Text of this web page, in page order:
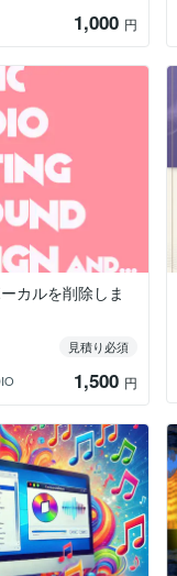
1,000 円
カルを削除しま
見積り必須
1,500 円